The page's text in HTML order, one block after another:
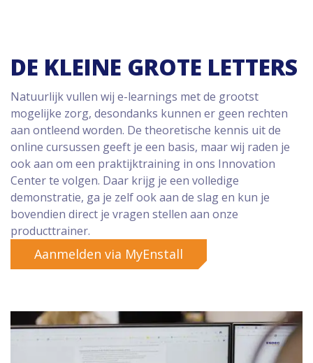
DE KLEINE GROTE LETTERS
Natuurlijk vullen wij e-learnings met de grootst
mogelijke zorg, desondanks kunnen er geen rechten
aan ontleend worden. De theoretische kennis uit de
online cursussen geeft je een basis, maar wij raden je
ook aan om een praktijktraining in ons Innovation
Center te volgen. Daar krijg je een volledige
demonstratie, ga je zelf ook aan de slag en kun je
bovendien direct je vragen stellen aan onze
producttrainer.
Aanmelden via MyEnstall